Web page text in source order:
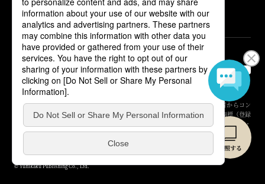
ABJマークは、この電子書店・電子書籍配信サービスが、著作権者からコン
テンツ使用許諾を得た正規版配信サービスであることを示す登録商標（登録
番号 第6091713号）です。詳しくは［ABJマーク］または［電子出版制作・
流通協議会］で検索してください。
© Yuhikaku Publishing Co., Ltd.